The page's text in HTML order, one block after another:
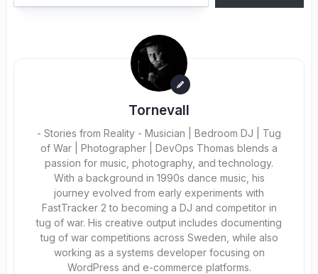
Tornevall
- Stories from Reality - Musician | Bedroom DJ | Tug
of War | Photographer | DevOps Thomas blends a
passion for music, photography, and technology.
With a background in 1990s dance music, his
journey evolved from early experiments with
FastTracker 2 to becoming a DJ and competitor in
tug of war. His creative output includes documenting
tug of war competitions across Sweden, while also
working as a systems developer focusing on
WordPress and e-commerce platforms.